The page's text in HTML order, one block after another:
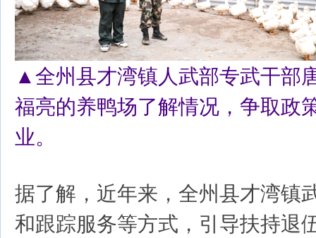
▲全州县才湾镇人武部专武干部
福亮的养鸭场了解情况，争取政
业。
据了解，近年来，全州县才湾镇
和跟踪服务等方式，引导扶持退